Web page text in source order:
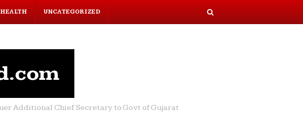
HEALTH UNCATEGORIZED
Additional Chief Secretary to Govt of Gujarat